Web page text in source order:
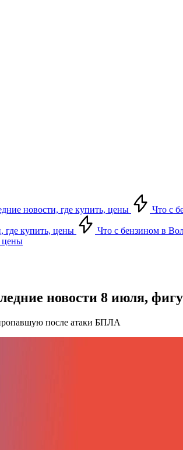
новости, где купить, цены Что с
где купить, цены
Что с бензином в
цены
новости 8 июля,
после атаки БПЛА